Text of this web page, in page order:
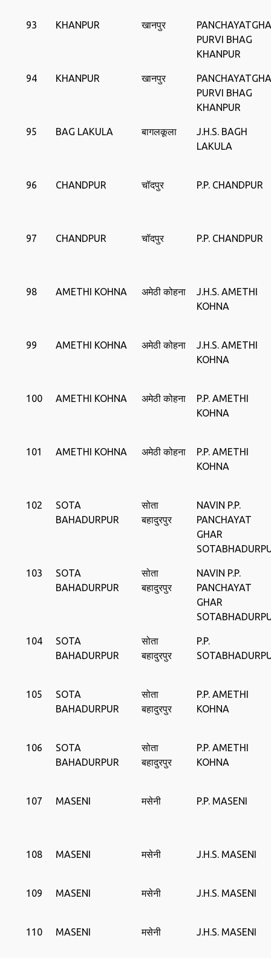
93 KHANPUR खानपुर
PURVI BHAG
KHANPUR
94 KHANPUR खानपुर
PURVI BHAG
KHANPUR
95 BAG LAKULA बागलकूला
J.H.S. BAGH
LAKULA
96 CHANDPUR चॉदपुर P.P. CHANDPUR
97 CHANDPUR चॉदपुर P.P. CHANDPUR
98 AMETHI KOHNA अमेठी कोहना
J.H.S. AMETHI
KOHNA
99 AMETHI KOHNA अमेठी कोहना
J.H.S. AMETHI
KOHNA
100 AMETHI KOHNA अमेठी कोहना
P.P. AMETHI
KOHNA
101 AMETHI KOHNA अमेठी कोहना
P.P. AMETHI
KOHNA
102
SOTA
BAHADURPUR
सोता
बहादुरपुर
NAVIN P.P.
PANCHAYAT
GHAR
103
SOTA
BAHADURPUR
सोता
बहादुरपुर
NAVIN P.P.
PANCHAYAT
GHAR
104
SOTA
BAHADURPUR
सोता
बहादुरपुर
P.P.
105
SOTA
BAHADURPUR
सोता
बहादुरपुर
P.P. AMETHI
KOHNA
106
SOTA
BAHADURPUR
सोता
बहादुरपुर
P.P. AMETHI
KOHNA
107 MASENI मसेनी P.P. MASENI
108 MASENI मसेनी J.H.S. MASENI
109 MASENI मसेनी J.H.S. MASENI
110 MASENI मसेनी J.H.S. MASENI